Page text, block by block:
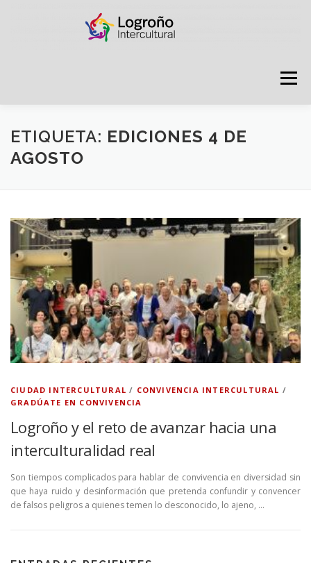
Menú
LOGROÑO INTERCULTURAL
GRADÚATE EN CONVIVENCIA CAMPAÑAS
RECURSOS PUNTO DE ACOGIDA
ETIQUETA: EDICIONES 4 DE
AGOSTO
CIUDAD INTERCULTURAL / CONVIVENCIA INTERCULTURAL /
GRADÚATE EN CONVIVENCIA
Logroño y el reto de avanzar hacia una
interculturalidad real
Son tiempos complicados para hablar de convivencia en diversidad sin
que haya ruido y desinformación que pretenda confundir y convencer
de falsos peligros a quienes temen lo desconocido, lo ajeno, …